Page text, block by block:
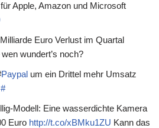
Apple, Amazon und Microsoft
Euro Verlust im Quartal
wen wundert’s noch?
Paypal um ein Drittel mehr Umsatz
#
Modell: Eine wasserdichte Kamera
Euro http://t.co/xBMku1ZU Kann das